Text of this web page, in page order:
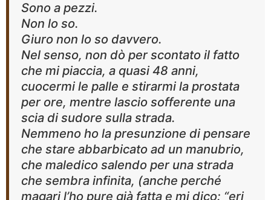
Sono a pezzi.
Non lo so.
Giuro non lo so davvero.
Nel senso, non dò per scontato il fatto
che mi piaccia, a quasi 48 anni,
cuocermi le palle e stirarmi la prostata
per ore, mentre lascio sofferente una
scia di sudore sulla strada.
Nemmeno ho la presunzione di pensare
che stare abbarbicato ad un manubrio,
che maledico salendo per una strada
che sembra infinita, (anche perché
magari l’ho pure già fatta e mi dico: “eri